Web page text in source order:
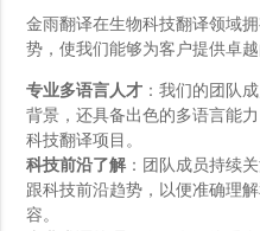
金雨翻译在生物科技翻译领域
势，使我们能够为客户提供卓越
专业多语言人才 ：我们的团队
背景，还具备出色的多语言能
科技翻译项目。
科技前沿了解 ：团队成员持续
跟科技前沿趋势，以便准确理
容。